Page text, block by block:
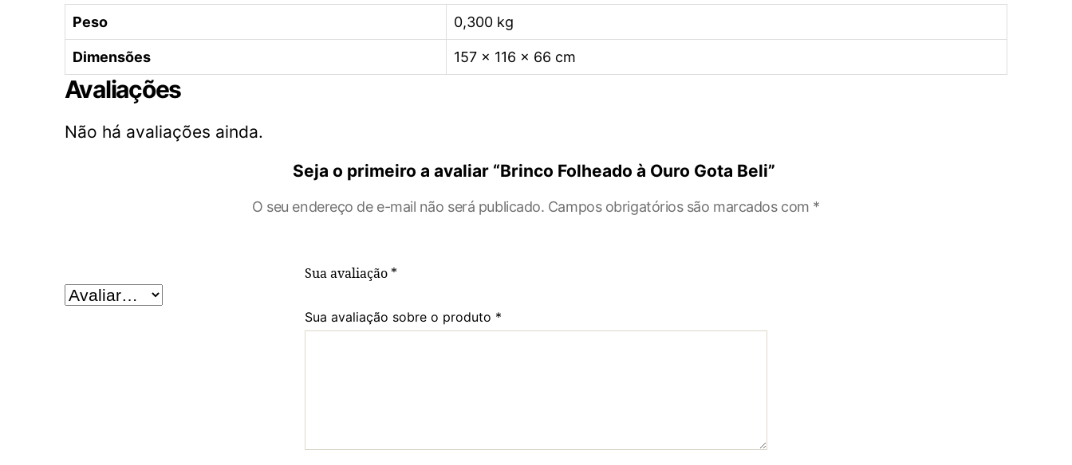
Peso 0,300 kg
Dimensões 157 × 116 × 66 cm
Avaliações
Não há avaliações ainda.
Seja o primeiro a avaliar “Brinco Folheado à Ouro Gota Beli”
O seu endereço de e-mail não será publicado. Campos obrigatórios são marcados com *
Sua avaliação *
Sua avaliação sobre o produto *